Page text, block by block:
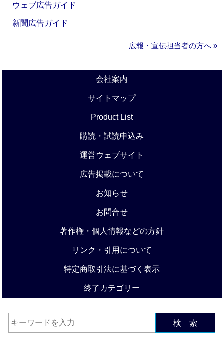
ウェブ広告ガイド
新聞広告ガイド
広報・宣伝担当者の方へ »
会社案内
サイトマップ
Product List
購読・試読申込み
運営ウェブサイト
広告掲載について
お知らせ
お問合せ
著作権・個人情報などの方針
リンク・引用について
特定商取引法に基づく表示
終了カテゴリー
検 索